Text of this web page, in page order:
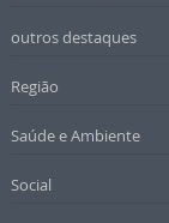
outros destaques
Região
Saúde e Ambiente
Social